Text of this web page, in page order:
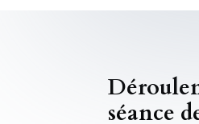
séance